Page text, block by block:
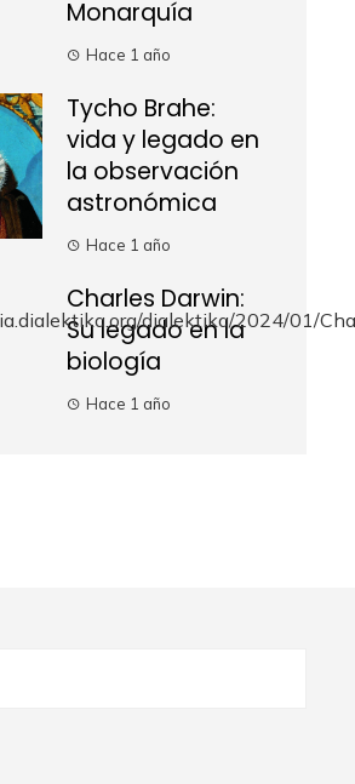
Monarquía
Hace 1 año
Tycho Brahe:
vida y legado en
la observación
astronómica
Hace 1 año
Charles Darwin:
Su legado en la
biología
Hace 1 año